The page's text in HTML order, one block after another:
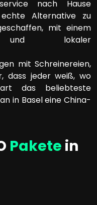
nach Hause
Alternative zu
mit einem
lokaler
mit Schreinereien,
dass jeder weiß, wo
das beliebteste
in Basel eine China-
Pakete in